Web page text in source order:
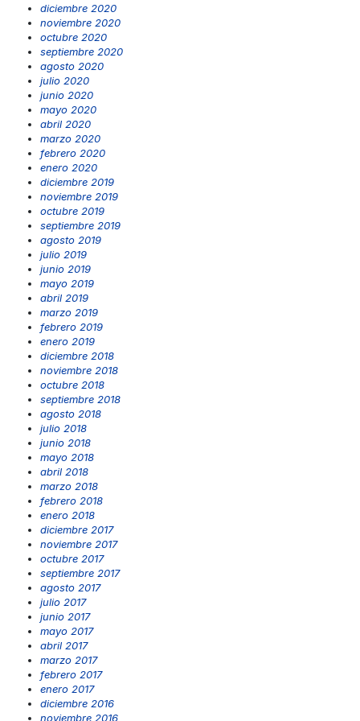
diciembre 2020
noviembre 2020
octubre 2020
septiembre 2020
agosto 2020
julio 2020
junio 2020
mayo 2020
abril 2020
marzo 2020
febrero 2020
enero 2020
diciembre 2019
noviembre 2019
octubre 2019
septiembre 2019
agosto 2019
julio 2019
junio 2019
mayo 2019
abril 2019
marzo 2019
febrero 2019
enero 2019
diciembre 2018
noviembre 2018
octubre 2018
septiembre 2018
agosto 2018
julio 2018
junio 2018
mayo 2018
abril 2018
marzo 2018
febrero 2018
enero 2018
diciembre 2017
noviembre 2017
octubre 2017
septiembre 2017
agosto 2017
julio 2017
junio 2017
mayo 2017
abril 2017
marzo 2017
febrero 2017
enero 2017
diciembre 2016
noviembre 2016